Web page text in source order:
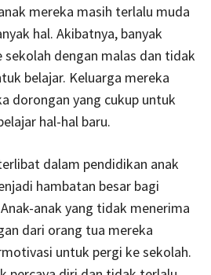
mereka masih terlalu muda
hal. Akibatnya, banyak
dengan malas dan tidak
belajar. Keluarga mereka
dorongan yang cukup untuk
hal-hal baru.
dalam pendidikan anak
hambatan besar bagi
anak yang tidak menerima
dari orang tua mereka
untuk pergi ke sekolah.